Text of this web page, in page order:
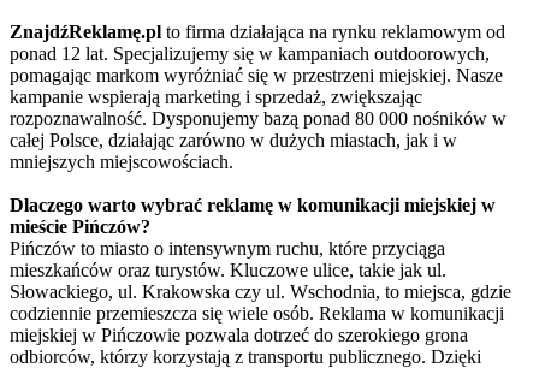
ZnajdźReklamę.pl to firma działająca na rynku reklamowym od
ponad 12 lat. Specjalizujemy się w kampaniach outdoorowych,
pomagając markom wyróżniać się w przestrzeni miejskiej. Nasze
kampanie wspierają marketing i sprzedaż, zwiększając
rozpoznawalność. Dysponujemy bazą ponad 80 000 nośników w
całej Polsce, działając zarówno w dużych miastach, jak i w
mniejszych miejscowościach.
Dlaczego warto wybrać reklamę w komunikacji miejskiej w
mieście Pińczów?
Pińczów to miasto o intensywnym ruchu, które przyciąga
mieszkańców oraz turystów. Kluczowe ulice, takie jak ul.
Słowackiego, ul. Krakowska czy ul. Wschodnia, to miejsca, gdzie
codziennie przemieszcza się wiele osób. Reklama w komunikacji
miejskiej w Pińczowie pozwala dotrzeć do szerokiego grona
odbiorców, którzy korzystają z transportu publicznego. Dzięki